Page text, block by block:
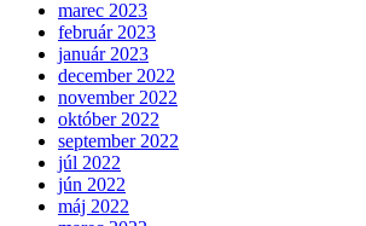
marec 2023
február 2023
január 2023
december 2022
november 2022
október 2022
september 2022
júl 2022
jún 2022
máj 2022